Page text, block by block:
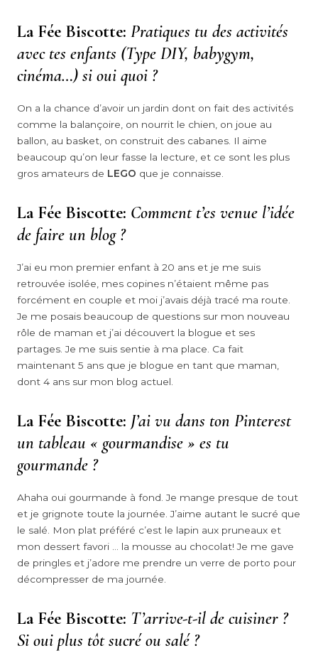
La Fée Biscotte: Pratiques tu des activités
avec tes enfants (Type DIY, babygym,
cinéma…) si oui quoi ?
On a la chance d’avoir un jardin dont on fait des activités
comme la balançoire, on nourrit le chien, on joue au
ballon, au basket, on construit des cabanes. Il aime
beaucoup qu’on leur fasse la lecture, et ce sont les plus
gros amateurs de LEGO que je connaisse.
La Fée Biscotte: Comment t’es venue l’idée
de faire un blog ?
J’ai eu mon premier enfant à 20 ans et je me suis
retrouvée isolée, mes copines n’étaient même pas
forcément en couple et moi j’avais déjà tracé ma route.
Je me posais beaucoup de questions sur mon nouveau
rôle de maman et j’ai découvert la blogue et ses
partages. Je me suis sentie à ma place. Ca fait
maintenant 5 ans que je blogue en tant que maman,
dont 4 ans sur mon blog actuel.
La Fée Biscotte: J’ai vu dans ton Pinterest
un tableau « gourmandise » es tu
gourmande ?
Ahaha oui gourmande à fond. Je mange presque de tout
et je grignote toute la journée. J’aime autant le sucré que
le salé. Mon plat préféré c’est le lapin aux pruneaux et
mon dessert favori … la mousse au chocolat! Je me gave
de pringles et j’adore me prendre un verre de porto pour
décompresser de ma journée.
La Fée Biscotte: T’arrive-t-il de cuisiner ?
Si oui plus tôt sucré ou salé ?